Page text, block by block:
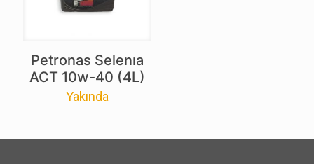
Petronas Selenıa
ACT 10w-40 (4L)
Yakında